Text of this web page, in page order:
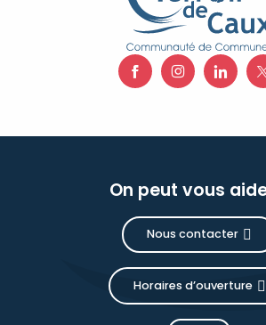
On peut vous
Nous contacter
Horaires d’ouverture